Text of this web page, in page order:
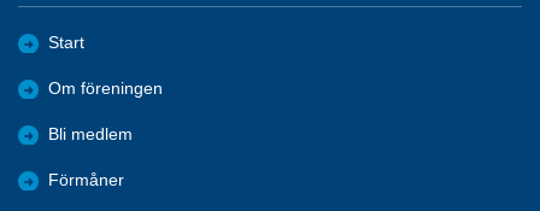
Start
Om föreningen
Bli medlem
Förmåner